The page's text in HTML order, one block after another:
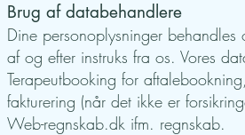
Brug af databehandlere
Dine personoplysninger
af og efter instruks fra os. Vores
Terapeutbooking for
fakturering (når det ikke er
Web-regnskab.dk ifm. regnskab.